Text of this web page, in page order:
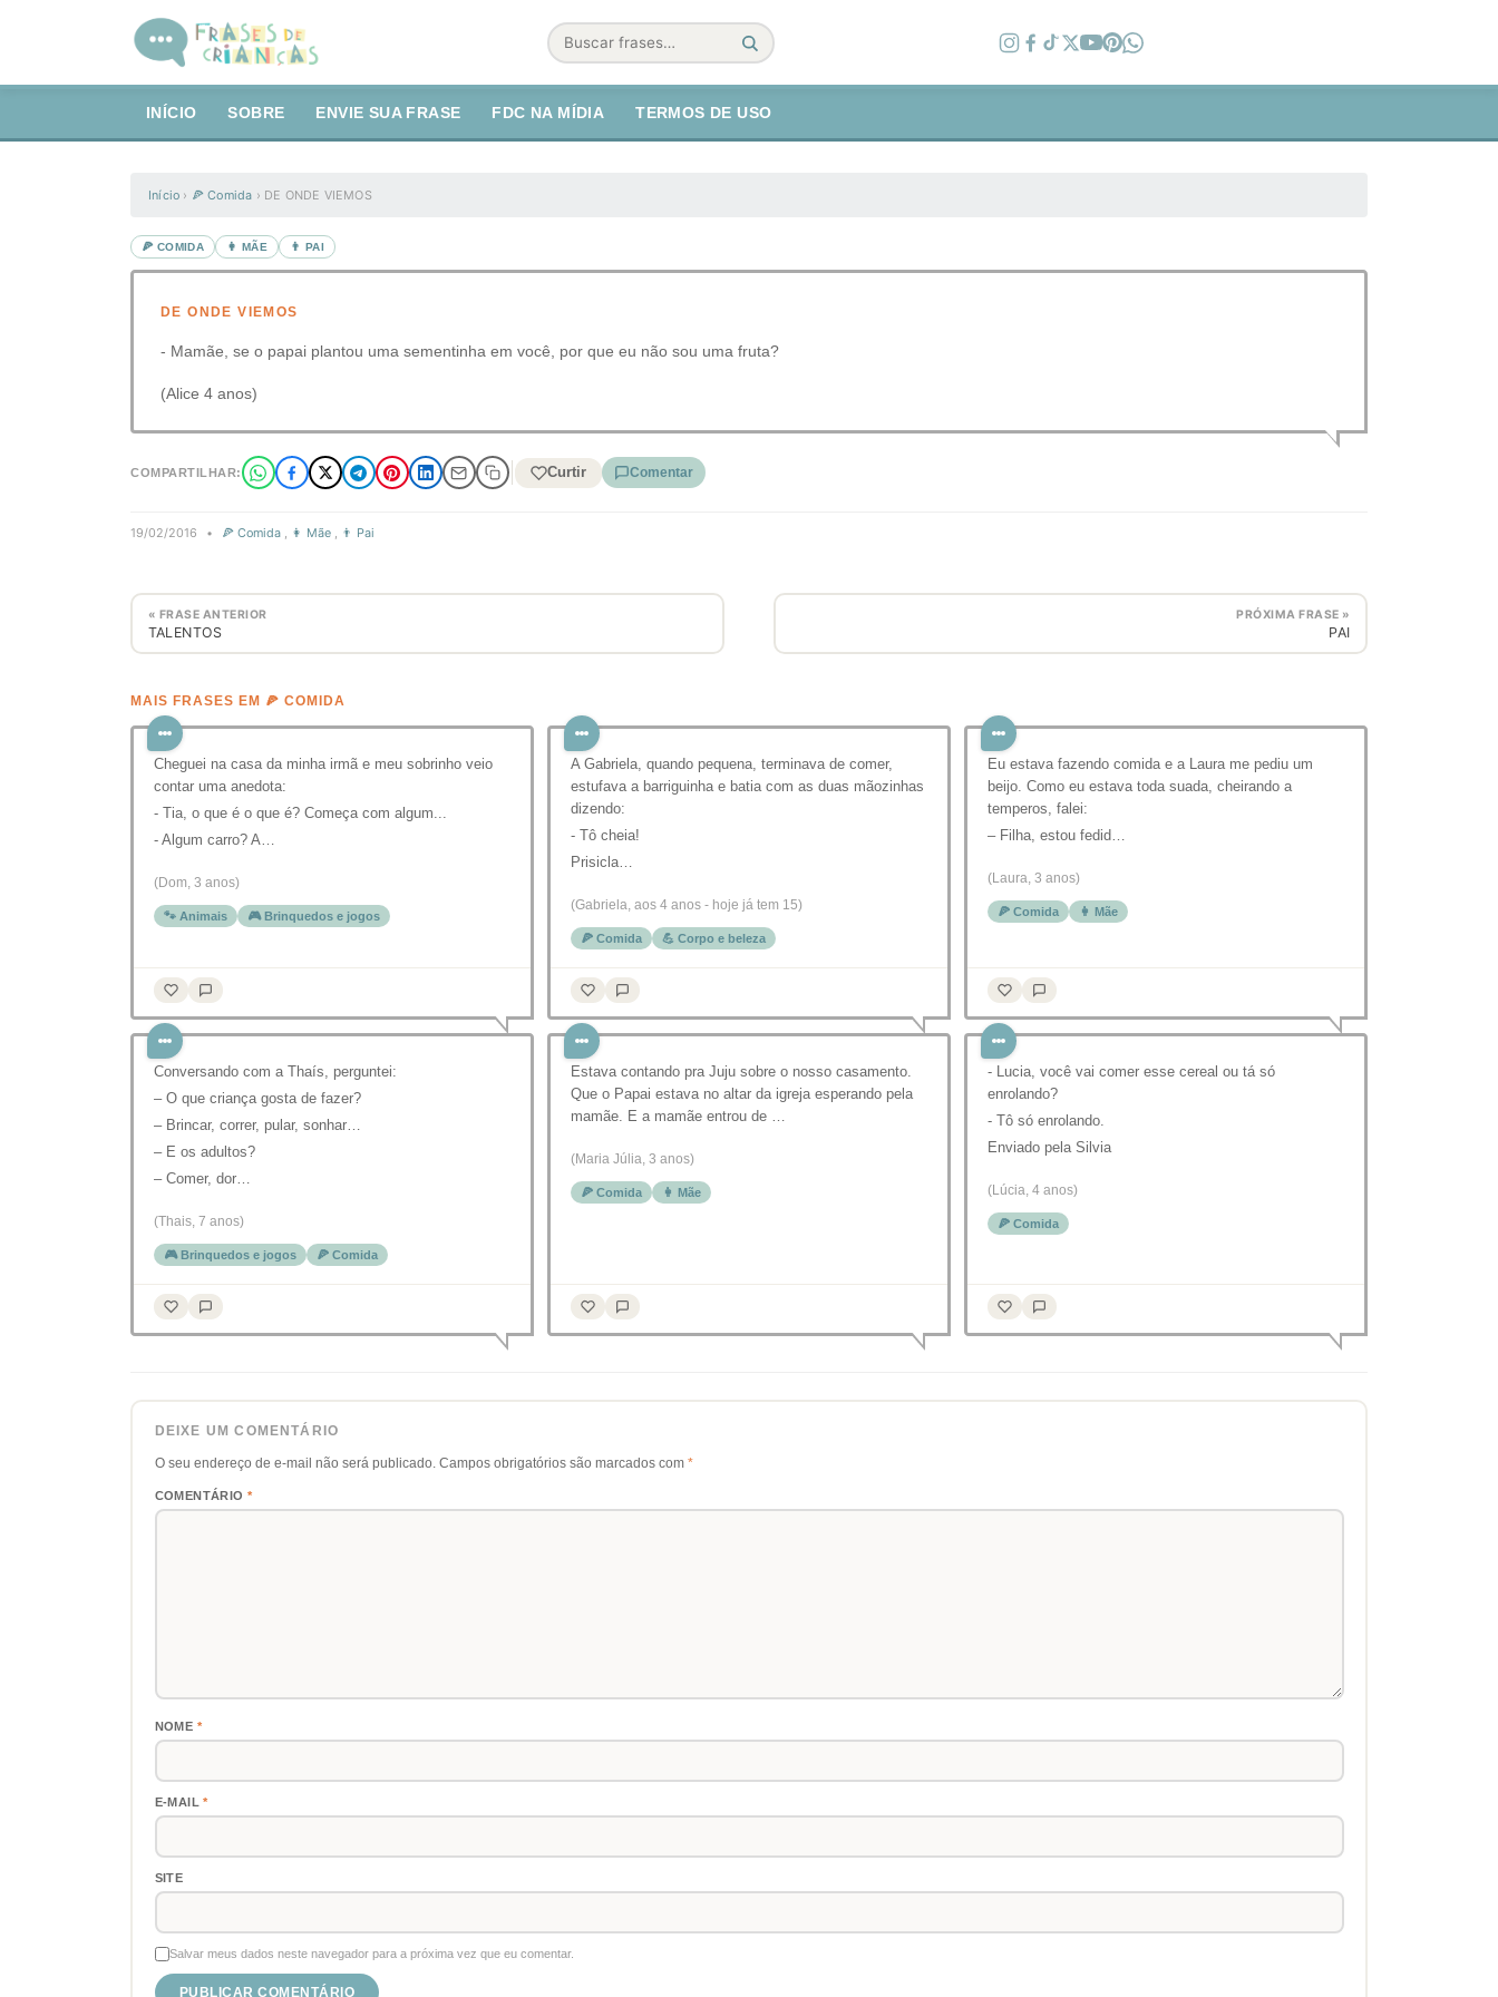
Buscar
INÍCIO SOBRE ENVIE SUA FRASE FDC NA MÍDIA TERMOS DE USO
Início › 🍕 Comida › DE ONDE VIEMOS
🍕 COMIDA 👩 MÃE 👨 PAI
DE ONDE VIEMOS
- Mamãe, se o papai plantou uma sementinha em você, por que eu não sou uma fruta?
(Alice 4 anos)
COMPARTILHAR: Curtir Comentar
19/02/2016 • 🍕 Comida , 👩 Mãe , 👨 Pai
« FRASE ANTERIOR
TALENTOS
PRÓXIMA FRASE »
PAI
MAIS FRASES EM 🍕 COMIDA
Cheguei na casa da minha irmã e meu sobrinho veio
contar uma anedota:
- Tia, o que é o que é? Começa com algum...
- Algum carro? A…
(Dom, 3 anos)
🐾 Animais 🎮 Brinquedos e jogos
A Gabriela, quando pequena, terminava de comer,
estufava a barriguinha e batia com as duas mãozinhas
dizendo:
- Tô cheia!
Prisicla…
(Gabriela, aos 4 anos - hoje já tem 15)
🍕 Comida 💪 Corpo e beleza
Eu estava fazendo comida e a Laura me pediu um
beijo. Como eu estava toda suada, cheirando a
temperos, falei:
– Filha, estou fedid…
(Laura, 3 anos)
🍕 Comida 👩 Mãe
Conversando com a Thaís, perguntei:
– O que criança gosta de fazer?
– Brincar, correr, pular, sonhar…
– E os adultos?
– Comer, dor…
(Thais, 7 anos)
🎮 Brinquedos e jogos 🍕 Comida
Estava contando pra Juju sobre o nosso casamento.
Que o Papai estava no altar da igreja esperando pela
mamãe. E a mamãe entrou de …
(Maria Júlia, 3 anos)
🍕 Comida 👩 Mãe
- Lucia, você vai comer esse cereal ou tá só
enrolando?
- Tô só enrolando.
Enviado pela Silvia
(Lúcia, 4 anos)
🍕 Comida
DEIXE UM COMENTÁRIO
O seu endereço de e-mail não será publicado. Campos obrigatórios são marcados com *
COMENTÁRIO *
NOME *
E-MAIL*
SITE
Salvar meus dados neste navegador para a próxima vez que eu comentar.